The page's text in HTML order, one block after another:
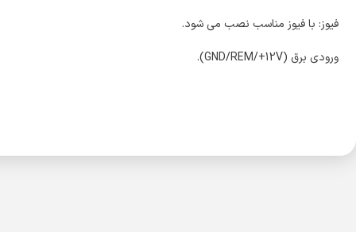
فیوز: با فیوز مناسب نصب می شود.
ورودی برق (GND/REM/+12V).